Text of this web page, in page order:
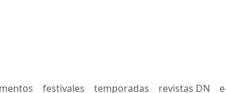
festivales temporadas revistas DN